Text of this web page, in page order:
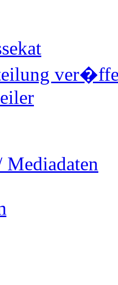
Mediadaten